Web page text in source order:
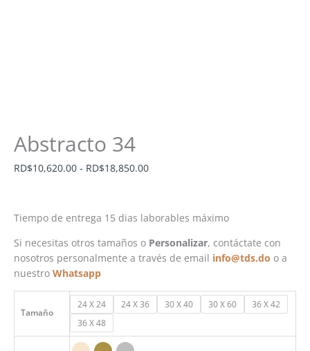
Abstracto 34
RD$10,620.00 - RD$18,850.00
Tiempo de entrega 15 dias laborables máximo
Si necesitas otros tamaños o Personalizar, contáctate con
nosotros personalmente a través de email info@tds.do o a
nuestro Whatsapp
Tamaño
24 X 24 24 X 36 30 X 40 30 X 60
36 X 42
36 X 48